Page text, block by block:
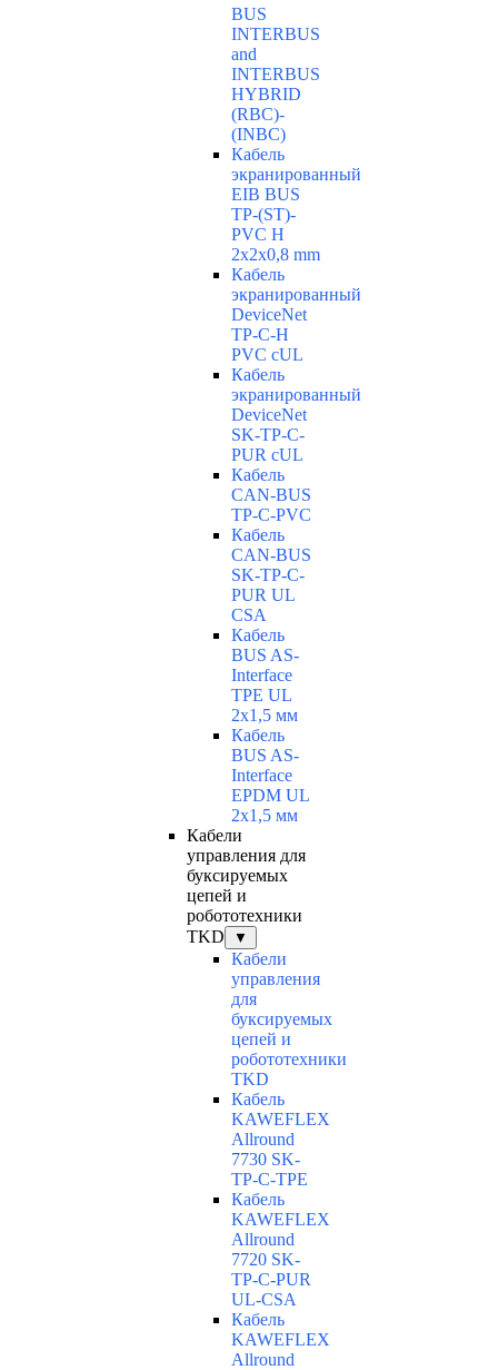
BUS
INTERBUS
and
INTERBUS
HYBRID
(RBC)-
(INBC)
Кабель
экранированный
EIB BUS
TP-(ST)-
PVC H
2x2x0,8 mm
Кабель
экранированный
DeviceNet
TP-C-H
PVC cUL
Кабель
экранированный
DeviceNet
SK-TP-C-
PUR cUL
Кабель
CAN-BUS
TP-C-PVC
Кабель
CAN-BUS
SK-TP-C-
PUR UL
CSA
Кабель
BUS AS-
Interface
TPE UL
2x1,5 мм
Кабель
BUS AS-
Interface
EPDM UL
2x1,5 мм
Кабели
управления для
буксируемых
цепей и
робототехники
TKD
▼
Кабели
управления
для
буксируемых
цепей и
робототехники
TKD
Кабель
KAWEFLEX
Allround
7730 SK-
TP-C-TPE
Кабель
KAWEFLEX
Allround
7720 SK-
TP-C-PUR
UL-CSA
Кабель
KAWEFLEX
Allround